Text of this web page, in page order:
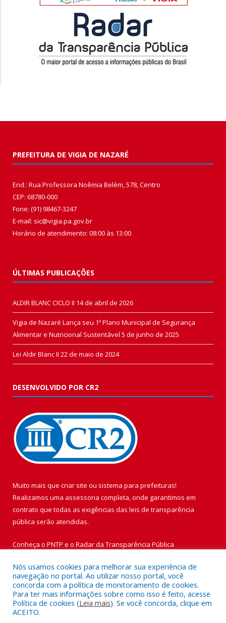
PREFEITURA DE VIGIA DE NAZARÉ
End.: Rua Professora Noêmia Belém, 578, Centro
CEP: 68780-000
Fone: (91) 98467-3247
E-mail: sic@vigia.pa.gov.br
Horário de atendimento: 08:00 às 13:00
ÚLTIMAS PUBLICAÇÕES
ALDIR BLANC CICLO II 14 de abril de 2026
Vigia de Nazaré Lança seu 1º Plano Municipal de Segurança
Alimentar e Nutricional Sustentável 5 de junho de 2025
Lei Aldir Blanc II 22 de maio de 2024
DESENVOLVIDO POR CR2
Muito mais que criar site ou sistema para prefeituras!
Realizamos uma assessoria completa, onde garantimos em
contrato que todas as exigências das leis de transparência
pública serão atendidas.
Conheça o PNTP e o Radar da Transparência Pública
Todos os direitos reservados a Prefeitura Municipal de Vigia de
Nazaré.
Nós usamos cookies para melhorar sua experiência de
navegação no portal. Ao utilizar nosso portal, você
concorda com a política de monitoramento de cookies.
Para ter mais informações sobre como isso é feito, acesse
Política de cookies (Leia mais). Se você concorda, clique em
ACEITO.